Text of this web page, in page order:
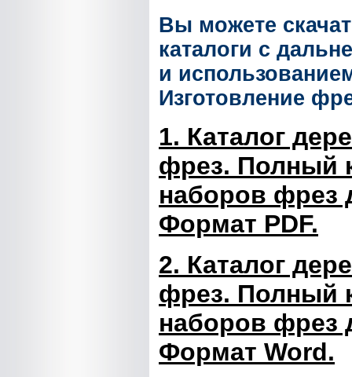
Вы можете
каталоги с
и
Изготовление
1. Каталог
фрез. Полный
наборов фрез
Формат PDF.
2. Каталог
фрез. Полный
наборов фрез
Формат Word.